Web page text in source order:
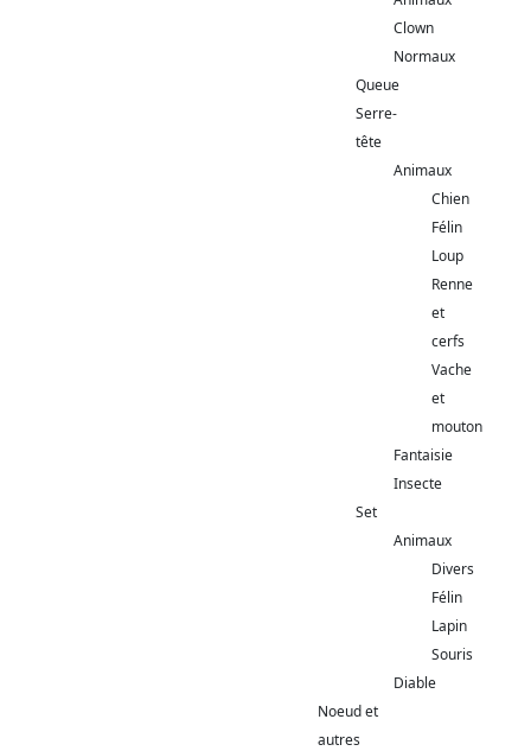
Clown
Normaux
Queue
Serre-
tête
Animaux
Chien
Félin
Loup
Renne
et
cerfs
Vache
et
mouton
Fantaisie
Insecte
Set
Animaux
Divers
Félin
Lapin
Souris
Diable
Noeud et
autres